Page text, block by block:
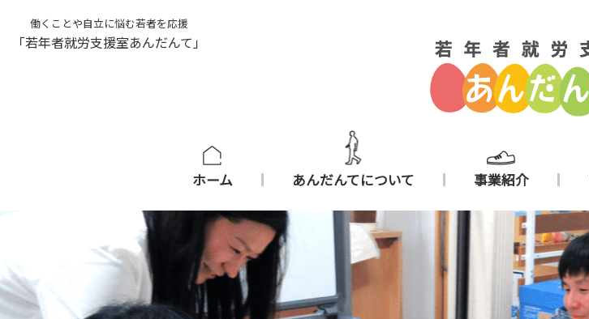
働くことや自立に悩む若者を応援
「若年者就労支援室あんだんて」
ホーム あんだんてについて 事業紹介